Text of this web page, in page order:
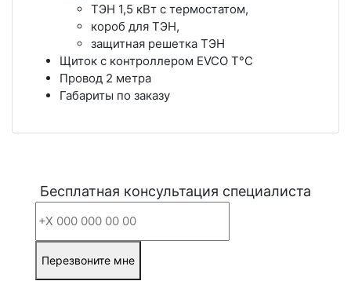
ТЭН 1,5 кВт с термостатом,
короб для ТЭН,
защитная решетка ТЭН
Щиток с контроллером EVCO T°C
Провод 2 метра
Габариты по заказу
Бесплатная консультация специалиста
Перезвоните мне